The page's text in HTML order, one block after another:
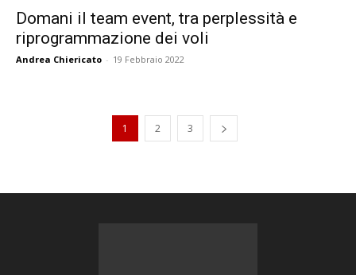
Domani il team event, tra perplessità e
riprogrammazione dei voli
Andrea Chiericato - 19 Febbraio 2022
1 2 3